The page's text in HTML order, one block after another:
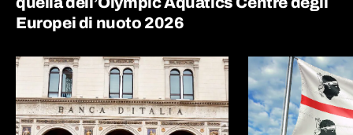
Europei di nuoto 2026